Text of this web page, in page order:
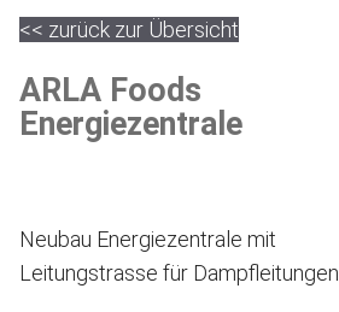
<< zurück zur Übersicht
ARLA Foods
Energiezentrale
Neubau Energiezentrale mit
Leitungstrasse für Dampfleitungen